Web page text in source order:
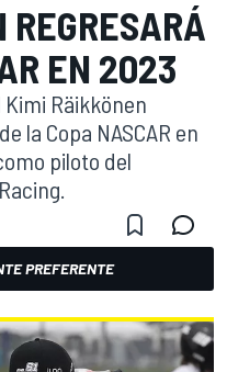
EN 2023
Kimi Räikkönen
la Copa NASCAR en
piloto del
PREFERENTE